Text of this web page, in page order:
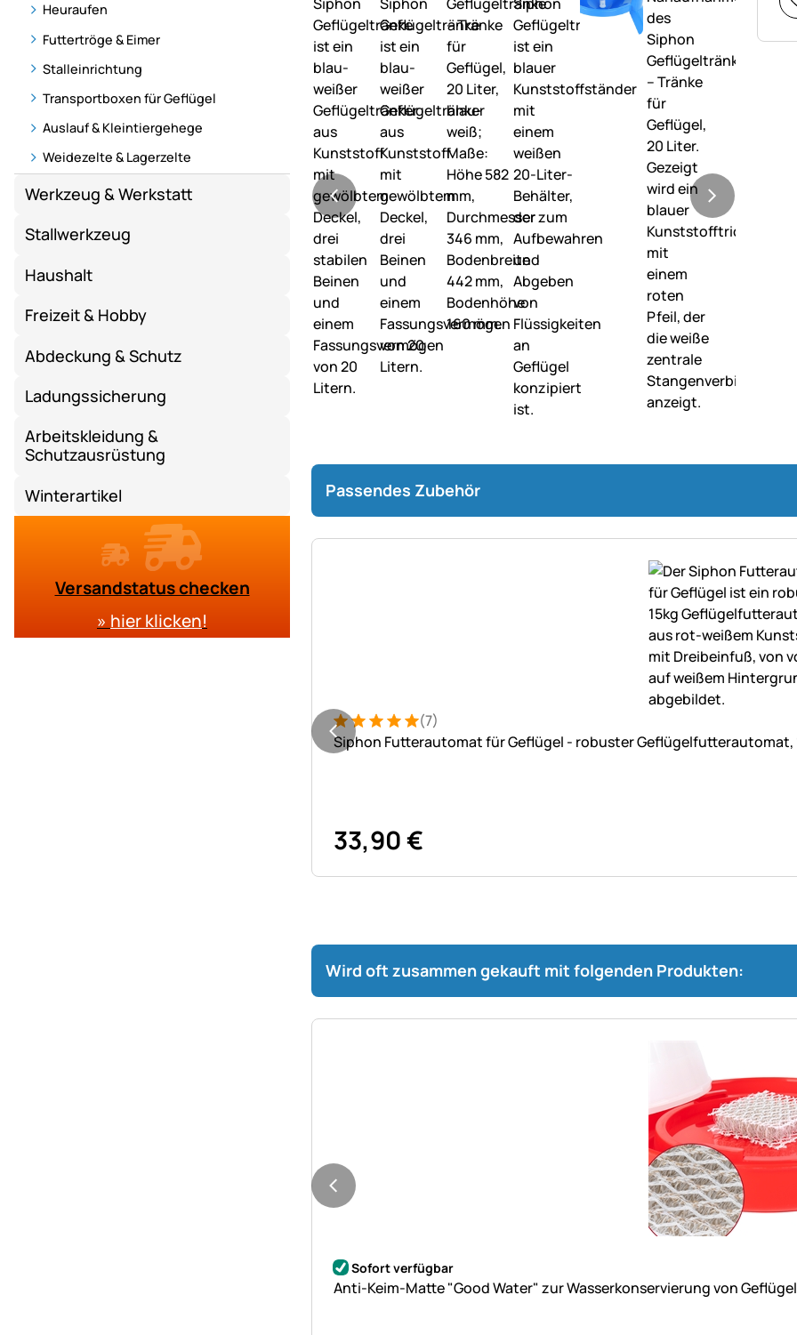
Heuraufen
Futtertröge & Eimer
Stalleinrichtung
Transportboxen für Geflügel
Auslauf & Kleintiergehege
Weidezelte & Lagerzelte
Werkzeug & Werkstatt
Stallwerkzeug
Haushalt
Freizeit & Hobby
Abdeckung & Schutz
Ladungssicherung
Arbeitskleidung &
Schutzausrüstung
Winterartikel
Versandstatus checken
» hier klicken!
Passendes Zubehör
Bewertung: 5 von 5 (7 Bewertungen)
7 Bewertungen(7)
Siphon Futterautomat für Geflügel - robuster Geflügelfutterautomat,
33,90€
Wird oft zusammen gekauft mit folgenden Produkten:
Noch keine Bewertungen abgegeben
Sofort verfügbar
Anti-Keim-Matte "Good Water" zur Wasserkonservierung von